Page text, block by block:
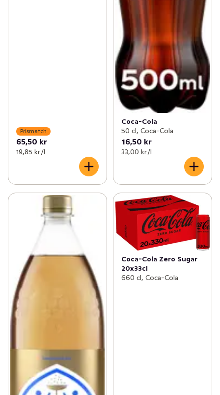
Prismatch
65,50 kr
19,85 kr /l
Coca-Cola
50 cl, Coca-Cola
16,50 kr
33,00 kr /l
Coca-Cola Zero Sugar
20x33cl
660 cl, Coca-Cola